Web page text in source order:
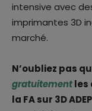
intensive avec
imprimantes 3D
marché.
N’oubliez pas
gratuitementles
la FA sur 3D